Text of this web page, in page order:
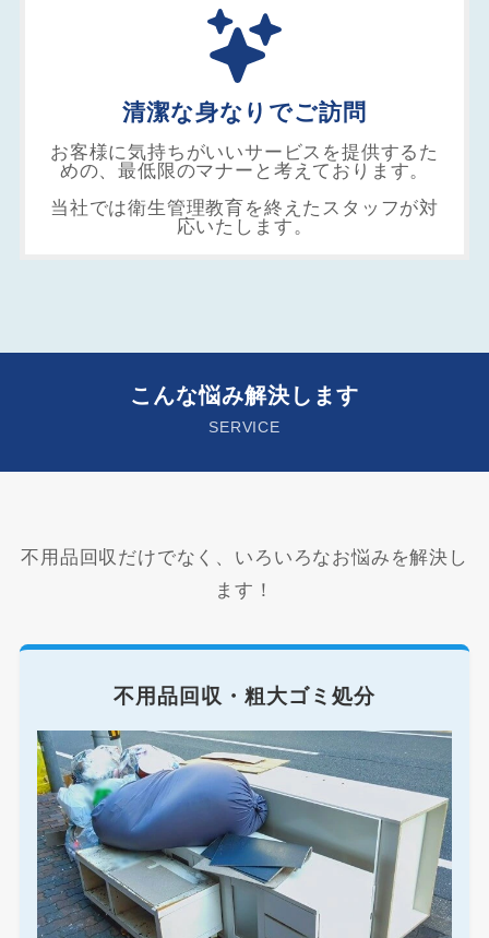
清潔な身なりでご訪問
お客様に気持ちがいいサービスを提供するた
めの、最低限のマナーと考えております。
当社では衛生管理教育を終えたスタッフが対
応いたします。
こんな悩み解決します
SERVICE
不用品回収だけでなく、いろいろなお悩みを解決し
ます！
不用品回収・粗大ゴミ処分